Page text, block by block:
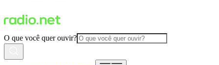
O que você quer ouvir?